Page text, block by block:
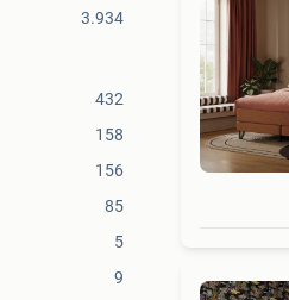
3.934
432
158
156
85
5
9